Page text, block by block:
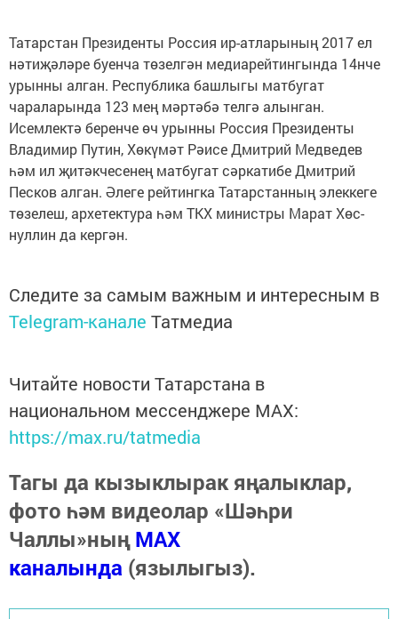
Татарстан Президенты Россия ир-атла­рының 2017 ел
нәтиҗәләре буенча төзелгән медиарейтингында 14нче
урынны алган. Республика башлыгы матбугат
чараларында 123 мең мәртәбә телгә алынган.
Исемлектә беренче өч урынны Рос­сия Президенты
Владимир Путин, Хөкүмәт Рәисе Дмитрий Медведев
һәм ил җитәкчесенең матбугат сәркатибе Дмитрий
Песков алган. Әлеге рейтингка Татарстанның элеккеге
төзе­леш, архетектура һәм ТКХ министры Марат Хөс­
нуллин да кергән.
Следите за самым важным и интересным в
Telegram-канале Татмедиа
Читайте новости Татарстана в
национальном мессенджере MАХ:
https://max.ru/tatmedia
Тагы да кызыклырак яңалыклар,
фото һәм видеолар «Шәһри
Чаллы»ныңMAX
каналында (язылыгыз).